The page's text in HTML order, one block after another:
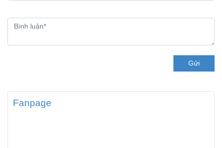
Gửi
Fanpage